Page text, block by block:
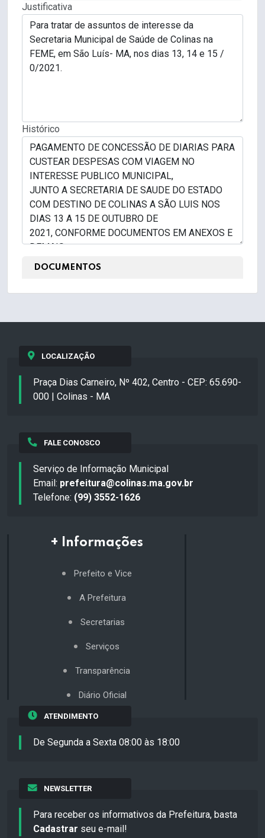
Justificativa
Histórico
DOCUMENTOS
LOCALIZAÇÃO
Praça Dias Carneiro, Nº 402, Centro - CEP: 65.690-
000 | Colinas - MA
FALE CONOSCO
Serviço de Informação Municipal
Email: prefeitura@colinas.ma.gov.br
Telefone: (99) 3552-1626
+ Informações
Prefeito e Vice
A Prefeitura
Secretarias
Serviços
Transparência
Diário Oficial
ATENDIMENTO
De Segunda a Sexta 08:00 às 18:00
NEWSLETTER
Para receber os informativos da Prefeitura, basta
Cadastrar seu e-mail!